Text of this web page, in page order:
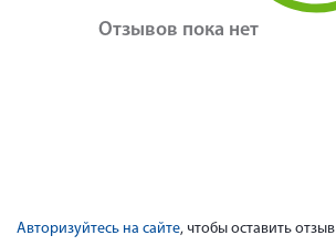
Отзывов пока нет
Авторизуйтесь на сайте, чтобы оставить отзыв